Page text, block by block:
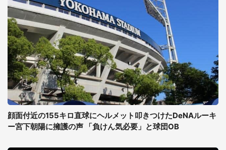
顔面付近の155キロ直球にヘルメット叩きつけたDeNAルーキ
ー宮下朝陽に擁護の声 「負けん気必要」と球団OB